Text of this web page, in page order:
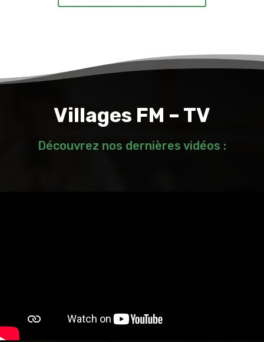
Villages FM – TV
Découvrez nos dernières vidéos :